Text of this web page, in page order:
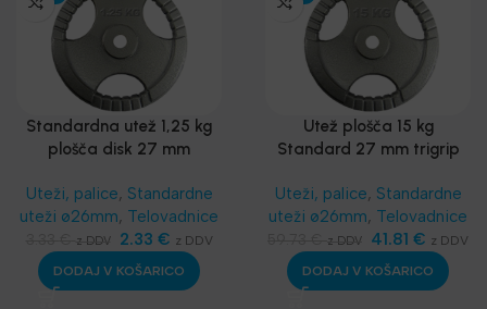
Standardna utež 1,25 kg
plošča disk 27 mm
Uteži, palice, Standardne
uteži ø26mm, Telovadnice
z DDV 2.33 € z DDV
DODAJ V KOŠARICO
Utež plošča 15 kg
Standard 27 mm trigrip
Uteži, palice, Standardne
uteži ø26mm, Telovadnice
z DDV 41.81 € z DDV
DODAJ V KOŠARICO